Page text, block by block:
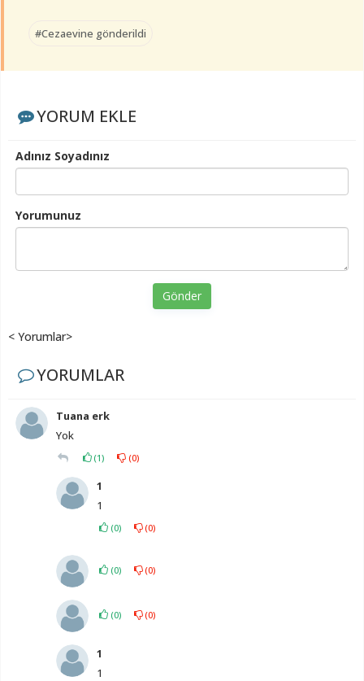
#Cezaevine gönderildi
YORUM EKLE
Adınız Soyadınız
Yorumunuz
Gönder
< Yorumlar>
YORUMLAR
Tuana erk
Yok
(1) (0)
1
1
(0) (0)
(0) (0)
(0) (0)
1
1